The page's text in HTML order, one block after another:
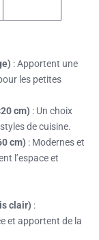
: Apportent une
les petites
cm) : Un choix
de cuisine.
cm) : Modernes et
l’espace et
clair) :
et apportent de la